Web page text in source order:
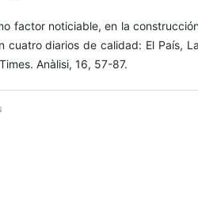
factor noticiable, en la
cuatro diarios de calidad: El País,
Anàlisi, 16, 57-87.